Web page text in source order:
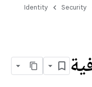
Security
Identity